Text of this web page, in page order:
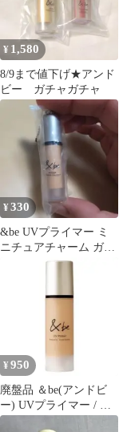
¥ 1,580
8/9まで値下げ★アンド
ビー ガチャガチャ
¥330
&be UVプライマー ミ
ニチュアチャーム ガチ
¥ 950
廃盤品 ＆be(アンドビ
ー) UVプライマー / シ
ャイニーグロウ